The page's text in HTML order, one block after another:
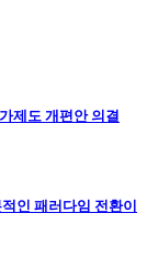
제도 개편안 의결
인 패러다임 전환이